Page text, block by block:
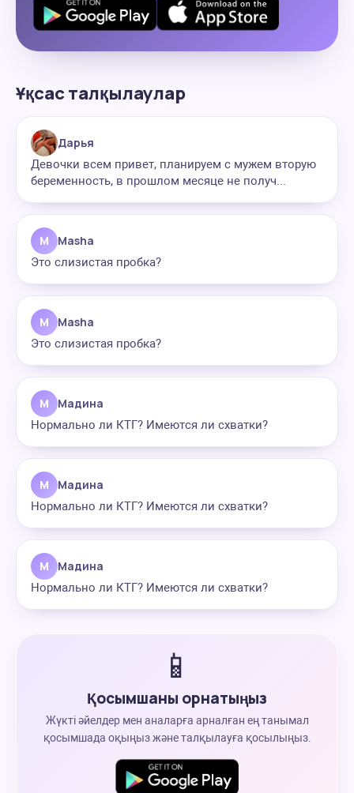
Ұқсас талқылаулар
Дарья
Девочки всем привет, планируем с мужем вторую
беременность, в прошлом месяце не получ...
M Masha
Это слизистая пробка?
M Masha
Это слизистая пробка?
М Мадина
Нормально ли КТГ? Имеются ли схватки?
М Мадина
Нормально ли КТГ? Имеются ли схватки?
М Мадина
Нормально ли КТГ? Имеются ли схватки?
📱
Қосымшаны орнатыңыз
Жүкті әйелдер мен аналарға арналған ең танымал
қосымшада оқыңыз және талқылауға қосылыңыз.